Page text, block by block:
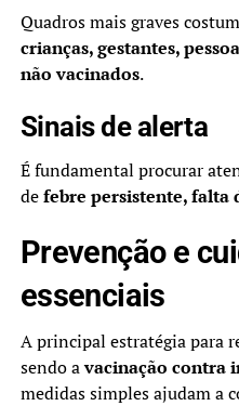
Quadros mais graves
crianças, gestantes,
não vacinados.
Sinais de alerta
É fundamental procurar
defebre persistente, falta
Prevenção e
essenciais
A principal estratégia para
sendo avacinação contra
medidas simples ajudam a